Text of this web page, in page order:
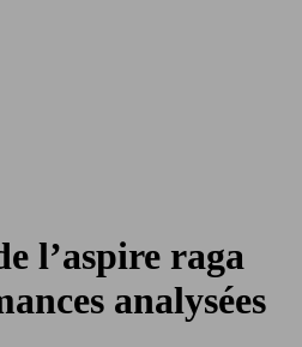
l’aspire raga
analysées